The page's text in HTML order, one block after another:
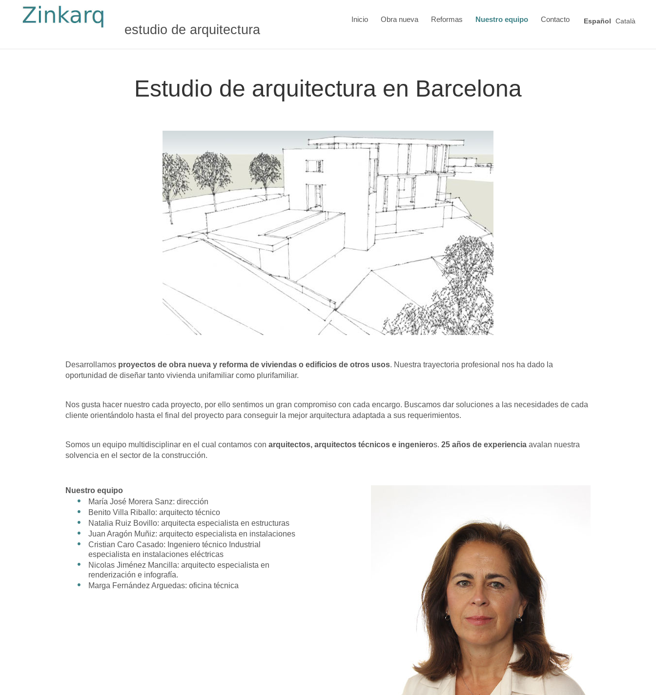
Inicio Obra nueva Reformas Nuestro equipo Contacto Español Català
estudio de arquitectura
Estudio de arquitectura en Barcelona
Desarrollamos proyectos de obra nueva y reforma de viviendas o edificios de otros usos. Nuestra trayectoria profesional nos ha dado la
oportunidad de diseñar tanto vivienda unifamiliar como plurifamiliar.
Nos gusta hacer nuestro cada proyecto, por ello sentimos un gran compromiso con cada encargo. Buscamos dar soluciones a las necesidades de cada
cliente orientándolo hasta el final del proyecto para conseguir la mejor arquitectura adaptada a sus requerimientos.
Somos un equipo multidisciplinar en el cual contamos conarquitectos, arquitectos técnicos e ingenieros.25 años de experiencia avalan nuestra
solvencia en el sector de la construcción.
Nuestro equipo
María José Morera Sanz: dirección
Benito Villa Riballo: arquitecto técnico
Natalia Ruiz Bovillo: arquitecta especialista en estructuras
Juan Aragón Muñiz: arquitecto especialista en instalaciones
Cristian Caro Casado: Ingeniero técnico Industrial
especialista en instalaciones eléctricas
Nicolas Jiménez Mancilla: arquitecto especialista en
renderización e infografía.
Marga Fernández Arguedas: oficina técnica